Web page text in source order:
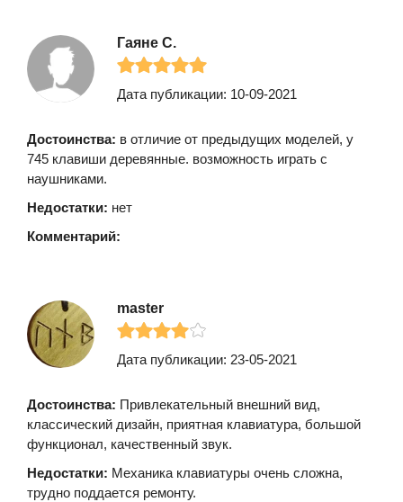
Гаяне С.
Дата публикации: 10-09-2021
Достоинства: в отличие от предыдущих моделей, у
745 клавиши деревянные. возможность играть с
наушниками.
Недостатки: нет
Комментарий:
master
Дата публикации: 23-05-2021
Достоинства: Привлекательный внешний вид,
классический дизайн, приятная клавиатура, большой
функционал, качественный звук.
Недостатки: Механика клавиатуры очень сложна,
трудно поддается ремонту.